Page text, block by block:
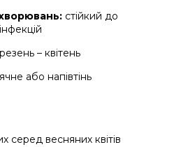
стійкий до
– квітень
або напівтінь
серед весняних квітів